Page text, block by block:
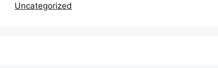
Uncategorized